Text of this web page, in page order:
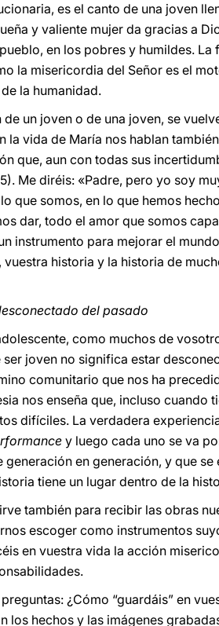
es el canto de una joven
y valiente mujer da gracias a
en los pobres y humildes.
la misericordia del Señor es el
la humanidad.
un joven o de una joven, se
la vida de María nos hablan
que, aun con todas sus
Me diréis: «Padre, pero yo soy
que somos, en lo que hemos
dar, todo el amor que somos
instrumento para mejorar el
historia y la historia de
del pasado
como muchos de
ser joven no significa estar
comunitario que nos ha
nos enseña que, incluso cuando
difíciles. La verdadera
y luego cada uno se va
en generación, y que
tiene un lugar dentro de la
también para recibir las obras
escoger como instrumentos
en vuestra vida la acción
¿Cómo “guardáis” en
los hechos y las imágenes